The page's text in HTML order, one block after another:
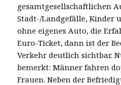
gesamtgesellschaftlichen
Stadt-/Landgefälle, Kinder
ohne eigenes Auto, die
Euro-Ticket, dann ist der
Verkehr deutlich sichtbar.
bemerkt: Männer fahren
Frauen. Neben der